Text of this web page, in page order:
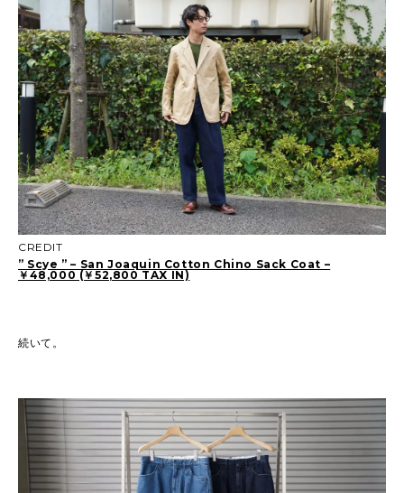
CREDIT
” Scye ” – San Joaquin Cotton Chino Sack Coat –
￥48,000 (￥52,800 TAX IN)
続いて。